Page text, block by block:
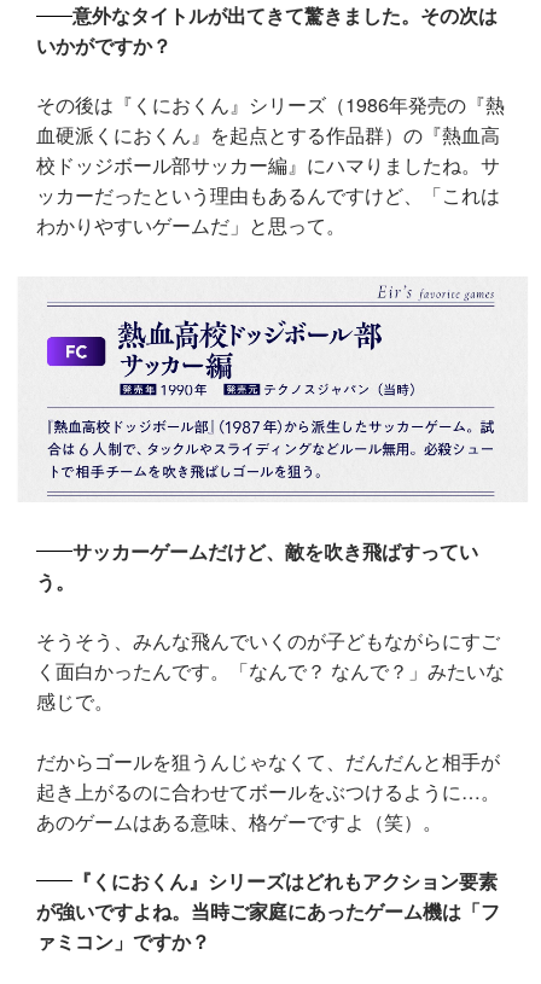
意外なタイトルが出てきて驚きました。その次は
いかがですか？
その後は『くにおくん』シリーズ（1986年発売の『熱
血硬派くにおくん』を起点とする作品群）の『熱血高
校ドッジボール部サッカー編』にハマりましたね。サ
ッカーだったという理由もあるんですけど、「これは
わかりやすいゲームだ」と思って。
サッカーゲームだけど、敵を吹き飛ばすってい
う。
そうそう、みんな飛んでいくのが子どもながらにすご
く面白かったんです。「なんで？ なんで？」みたいな
感じで。
だからゴールを狙うんじゃなくて、だんだんと相手が
起き上がるのに合わせてボールをぶつけるように…。
あのゲームはある意味、格ゲーですよ（笑）。
『くにおくん』シリーズはどれもアクション要素
が強いですよね。当時ご家庭にあったゲーム機は「フ
ァミコン」ですか？